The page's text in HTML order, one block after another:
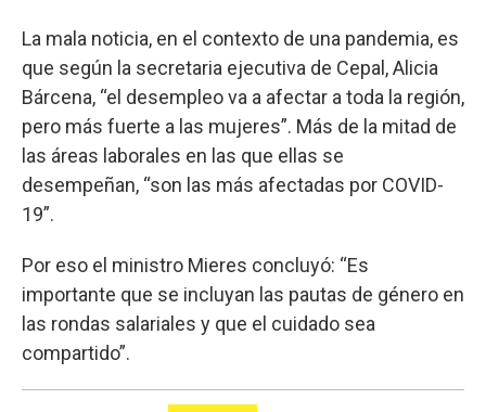
La mala noticia, en el contexto de una pandemia, es
que según la secretaria ejecutiva de Cepal, Alicia
Bárcena, “el desempleo va a afectar a toda la región,
pero más fuerte a las mujeres”. Más de la mitad de
las áreas laborales en las que ellas se
desempeñan, “son las más afectadas por COVID-
19”.
Por eso el ministro Mieres concluyó: “Es
importante que se incluyan las pautas de género en
las rondas salariales y que el cuidado sea
compartido”.